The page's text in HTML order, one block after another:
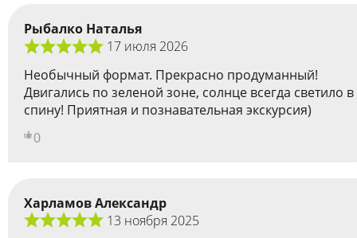
Рыбалко Наталья
17 июля 2026
Необычный формат. Прекрасно продуманный!
Двигались по зеленой зоне, солнце всегда светило в
спину! Приятная и познавательная экскурсия)
0
Харламов Александр
13 ноября 2025